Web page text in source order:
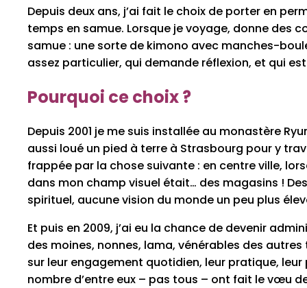
Depuis deux ans, j’ai fait le choix de porter en
temps en samue. Lorsque je voyage, donne des
samue : une sorte de kimono avec manches-
assez particulier, qui demande réflexion, et qui
Pourquoi ce choix ?
Depuis 2001 je me suis installée au monastère
aussi loué un pied à terre à Strasbourg pour y
frappée par la chose suivante : en centre ville,
dans mon champ visuel était… des magasins !
spirituel, aucune vision du monde un peu plus
Et puis en 2009, j’ai eu la chance de devenir
des moines, nonnes, lama, vénérables des
sur leur engagement quotidien, leur pratique,
nombre d’entre eux – pas tous – ont fait le vœu